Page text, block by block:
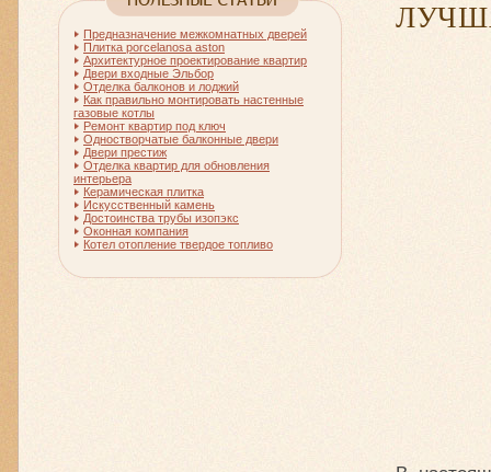
Предназначение межкомнатных дверей
Плитка porcelanosa aston
Архитектурное проектирование квартир
Двери входные Эльбор
Отделка балконов и лоджий
Как правильно монтировать настенные
газовые котлы
Ремонт квартир под ключ
Одностворчатые балконные двери
Двери престиж
Отделка квартир для обновления
интерьера
Керамическая плитка
Искусственный камень
Достоинства трубы изопэкс
Оконная компания
Котел отопление твердое топливо